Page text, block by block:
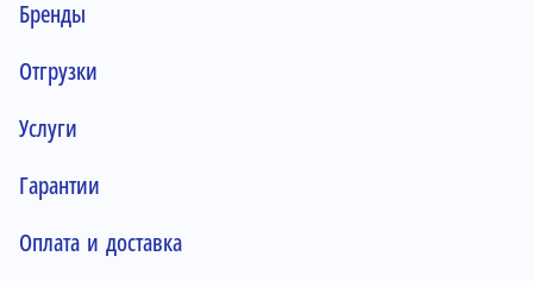
Бренды
Отгрузки
Услуги
Гарантии
Оплата и доставка